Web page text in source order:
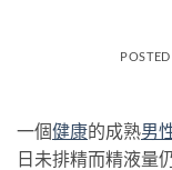
一個健康的成熟男
日未排精而精液量